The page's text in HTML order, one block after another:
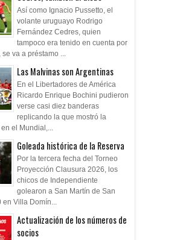
Así como Ignacio Pussetto, el
volante uruguayo Rodrigo
Fernández Cedres, quien
tampoco era tenido en cuenta por
va a préstamo ...
Las Malvinas son Argentinas
En el Libertadores de América
Ricardo Enrique Bochini pudieron
verse casi diez banderas
replicando la que mostró la
el Mundial,...
Goleada histórica de la Reserva
Por la tercera fecha del Torneo
Proyección Clausura 2026, los
chicos de Independiente
golearon a San Martín de San
en Villa Domín...
Actualización de los números de
socios